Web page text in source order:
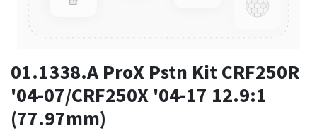
01.1338.A ProX Pstn Kit CRF250R
'04-07/CRF250X '04-17 12.9:1
(77.97mm)